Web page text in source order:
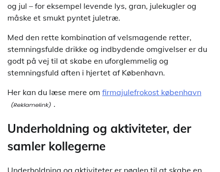
og jul – for eksempel levende lys, gran, julekugler og
måske et smukt pyntet juletræ.
Med den rette kombination af velsmagende retter,
stemningsfulde drikke og indbydende omgivelser er du
godt på vej til at skabe en uforglemmelig og
stemningsfuld aften i hjertet af København.
Her kan du læse mere om firmajulefrokost københavn
.
Underholdning og aktiviteter, der
samler kollegerne